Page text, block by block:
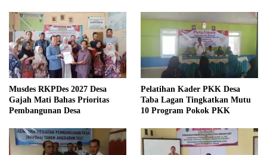
Musdes RKPDes 2027 Desa
Gajah Mati Bahas Prioritas
Pembangunan Desa
Pelatihan Kader PKK Desa
Taba Lagan Tingkatkan Mutu
10 Program Pokok PKK